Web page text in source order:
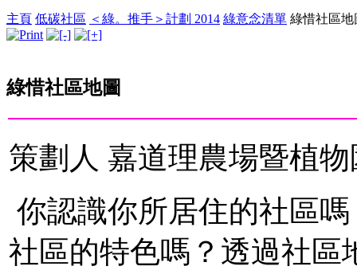
主頁 低碳社區 ＜綠。推手＞計劃 2014 綠意念清單 綠惜社區地
綠惜社區地圖
策劃人 嘉道理農場暨植物
你認識你所居住的社區
社區的特色嗎？透過社區